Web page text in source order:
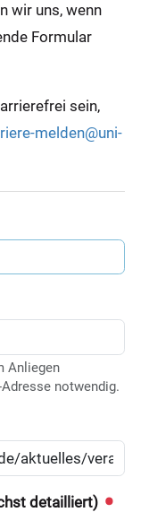
wir uns, wenn
Formular
sein,
melden@uni-
Anliegen
notwendig.
detailliert)